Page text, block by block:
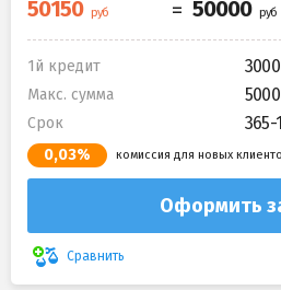
1й кредит
Макс. сумма
Срок 365-
0,03% комиссия для новых
Оформить
Сравнить